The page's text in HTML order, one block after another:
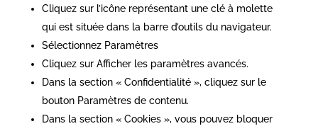
Cliquez sur l’icône représentant une clé à molette
qui est située dans la barre d’outils du navigateur.
Sélectionnez Paramètres
Cliquez sur Afficher les paramètres avancés.
Dans la section « Confidentialité », cliquez sur le
bouton Paramètres de contenu.
Dans la section « Cookies », vous pouvez bloquer